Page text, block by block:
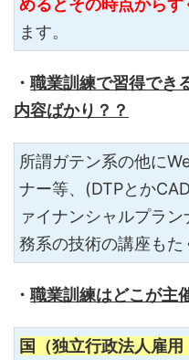
めるとその時点からす
ます。
・ 職業訓練で習得でき
内容ばかり？ ？
所謂ガテン系の他に
ナー等、(DTPとか
ァイナンシャルプラ
務系の技術の講座もた
・ 職業訓練はどこが主
国（独立行政法人雇用